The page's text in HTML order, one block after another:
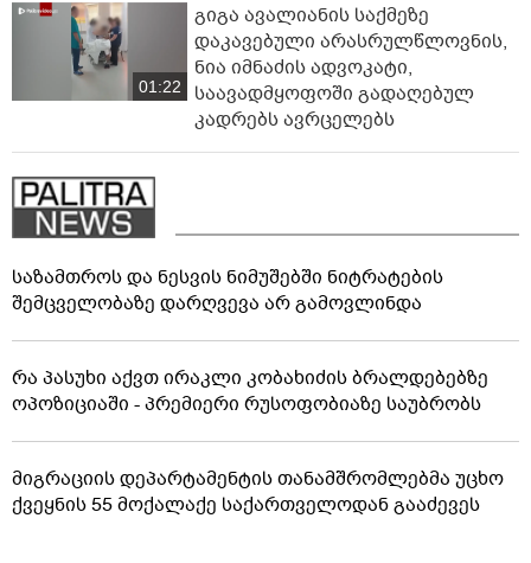
01:22
გიგა ავალიანის საქმეზე
დაკავებული არასრულწლოვნის,
ნია იმნაძის ადვოკატი,
საავადმყოფოში გადაღებულ
კადრებს ავრცელებს
საზამთროს და ნესვის ნიმუშებში ნიტრატების
შემცველობაზე დარღვევა არ გამოვლინდა
რა პასუხი აქვთ ირაკლი კობახიძის ბრალდებებზე
ოპოზიციაში - პრემიერი რუსოფობიაზე საუბრობს
მიგრაციის დეპარტამენტის თანამშრომლებმა უცხო
ქვეყნის 55 მოქალაქე საქართველოდან გააძევეს